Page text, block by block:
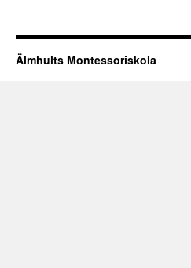
Älmhults Montessoriskola